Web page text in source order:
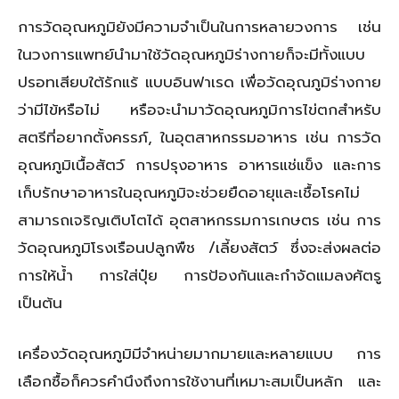
การวัดอุณหภูมิยังมีความจำเป็นในการหลายวงการ เช่น
ในวงการแพทย์นำมาใช้วัดอุณหภูมิร่างกายก็จะมีทั้งแบบ
ปรอทเสียบใต้รักแร้ แบบอินฟาเรด เพื่อวัดอุณภูมิร่างกาย
ว่ามีไข้หรือไม่ หรือจะนำมาวัดอุณหภูมิการไข่ตกสำหรับ
สตรีที่อยากตั้งครรภ์, ในอุตสาหกรรมอาหาร เช่น การวัด
อุณหภูมิเนื้อสัตว์ การปรุงอาหาร อาหารแช่แข็ง และการ
เก็บรักษาอาหารในอุณหภูมิจะช่วยยืดอายุและเชื้อโรคไม่
สามารถเจริญเติบโตได้ อุตสาหกรรมการเกษตร เช่น การ
วัดอุณหภูมิโรงเรือนปลูกพืช /เลี้ยงสัตว์ ซึ่งจะส่งผลต่อ
การให้น้ำ การใส่ปุ๋ย การป้องกันและกำจัดแมลงศัตรู
เป็นต้น
เครื่องวัดอุณหภูมิมีจำหน่ายมากมายและหลายแบบ การ
เลือกซื้อก็ควรคำนึงถึงการใช้งานที่เหมาะสมเป็นหลัก และ